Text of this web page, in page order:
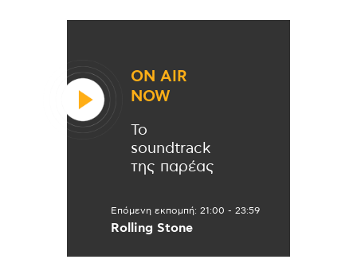
ON AIR
NOW
Το
soundtrack
της παρέας
Επόμενη εκπομπή: 21:00 - 23:59
Rolling Stone